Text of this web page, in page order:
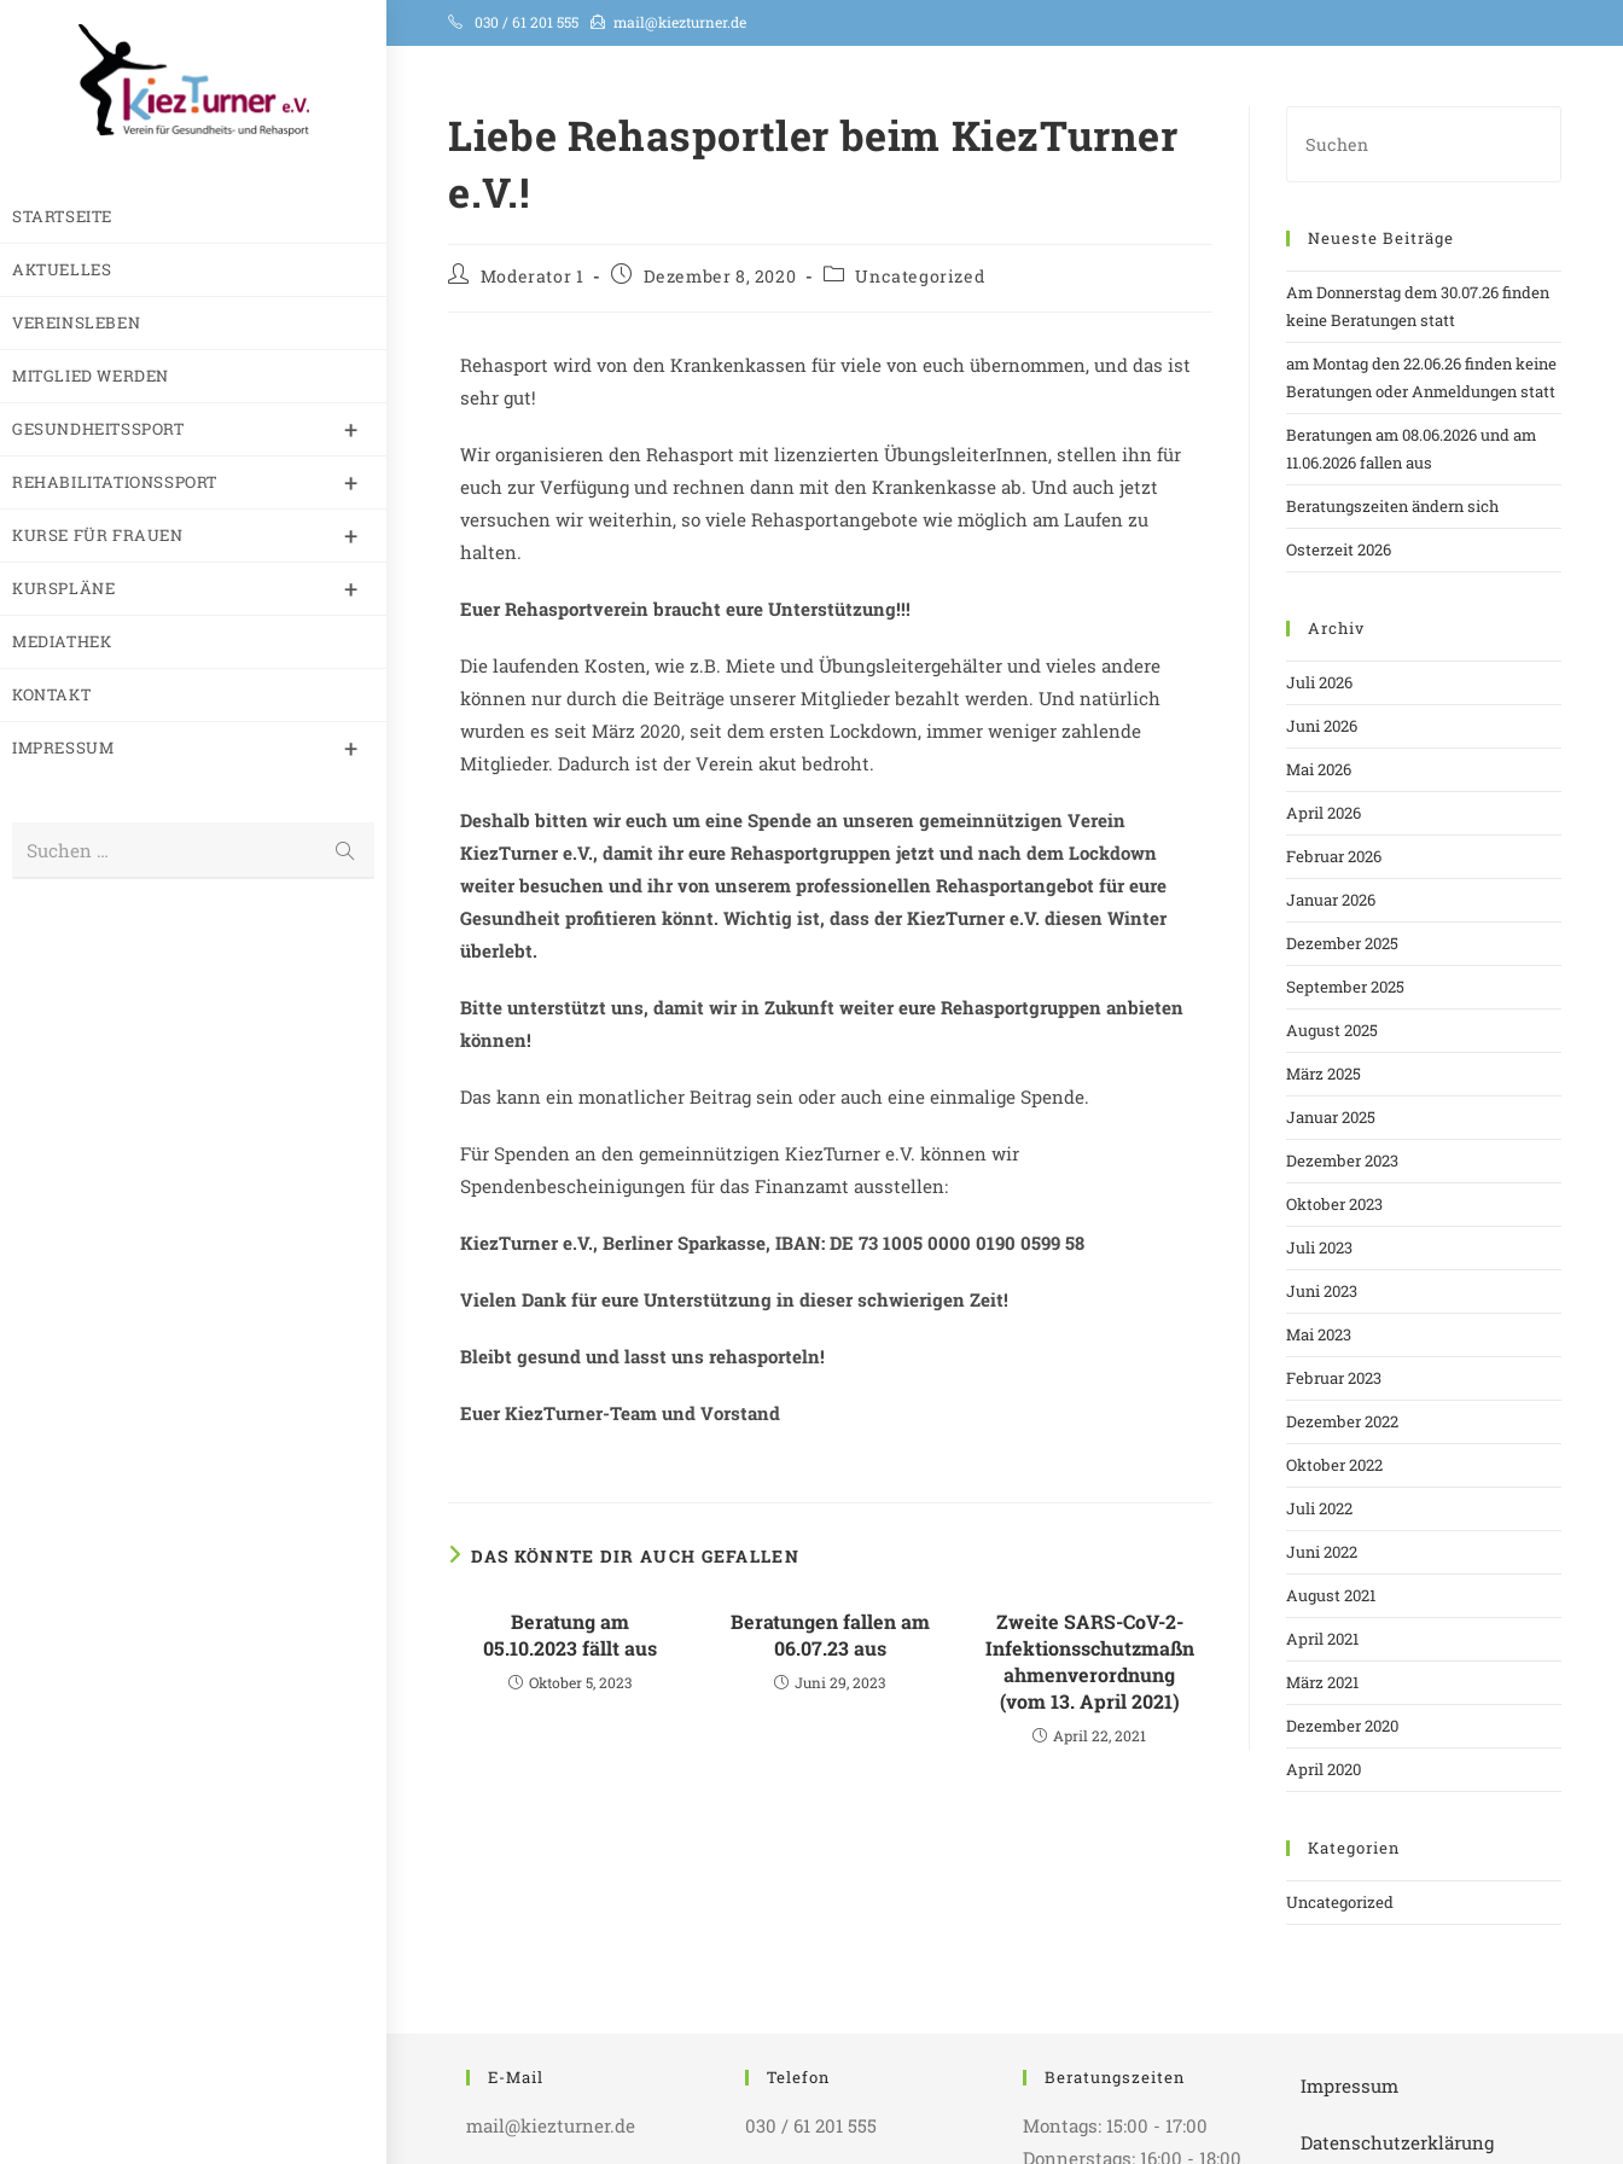
030 / 61 201 555 mail@kiezturner.de
STARTSEITE
AKTUELLES
VEREINSLEBEN
MITGLIED WERDEN
GESUNDHEITSSPORT
REHABILITATIONSSPORT
KURSE FÜR FRAUEN
KURSPLÄNE
MEDIATHEK
KONTAKT
IMPRESSUM
Suchen …
Liebe Rehasportler beim KiezTurner
e.V.!
Moderator 1 Dezember 8, 2020 Uncategorized
Rehasport wird von den Krankenkassen für viele von euch übernommen, und das ist
sehr gut!
Wir organisieren den Rehasport mit lizenzierten ÜbungsleiterInnen, stellen ihn für
euch zur Verfügung und rechnen dann mit den Krankenkasse ab. Und auch jetzt
versuchen wir weiterhin, so viele Rehasportangebote wie möglich am Laufen zu
halten.
Euer Rehasportverein braucht eure Unterstützung!!!
Die laufenden Kosten, wie z.B. Miete und Übungsleitergehälter und vieles andere
können nur durch die Beiträge unserer Mitglieder bezahlt werden. Und natürlich
wurden es seit März 2020, seit dem ersten Lockdown, immer weniger zahlende
Mitglieder. Dadurch ist der Verein akut bedroht.
Deshalb bitten wir euch um eine Spende an unseren gemeinnützigen Verein
KiezTurner e.V., damit ihr eure Rehasportgruppen jetzt und nach dem Lockdown
weiter besuchen und ihr von unserem professionellen Rehasportangebot für eure
Gesundheit profitieren könnt. Wichtig ist, dass der KiezTurner e.V. diesen Winter
überlebt.
Bitte unterstützt uns, damit wir in Zukunft weiter eure Rehasportgruppen anbieten
können!
Das kann ein monatlicher Beitrag sein oder auch eine einmalige Spende.
Für Spenden an den gemeinnützigen KiezTurner e.V. können wir
Spendenbescheinigungen für das Finanzamt ausstellen:
KiezTurner e.V., Berliner Sparkasse, IBAN: DE 73 1005 0000 0190 0599 58
Vielen Dank für eure Unterstützung in dieser schwierigen Zeit!
Bleibt gesund und lasst uns rehasporteln!
Euer KiezTurner-Team und Vorstand
DAS KÖNNTE DIR AUCH GEFALLEN
Beratung am
05.10.2023 fällt aus
Oktober 5, 2023
Beratungen fallen am
06.07.23 aus
Juni 29, 2023
Zweite SARS-CoV-2-
Infektionsschutzmaßn
ahmenverordnung
(vom 13. April 2021)
April 22, 2021
Neueste Beiträge
Am Donnerstag dem 30.07.26 finden
keine Beratungen statt
am Montag den 22.06.26 finden keine
Beratungen oder Anmeldungen statt
Beratungen am 08.06.2026 und am
11.06.2026 fallen aus
Beratungszeiten ändern sich
Osterzeit 2026
Archiv
Juli 2026
Juni 2026
Mai 2026
April 2026
Februar 2026
Januar 2026
Dezember 2025
September 2025
August 2025
März 2025
Januar 2025
Dezember 2023
Oktober 2023
Juli 2023
Juni 2023
Mai 2023
Februar 2023
Dezember 2022
Oktober 2022
Juli 2022
Juni 2022
August 2021
April 2021
März 2021
Dezember 2020
April 2020
Kategorien
Uncategorized
E-Mail
mail@kiezturner.de
Telefon
030 / 61 201 555
Beratungszeiten
Montags: 15:00 - 17:00
Donnerstags: 16:00 - 18:00
Impressum
Datenschutzerklärung